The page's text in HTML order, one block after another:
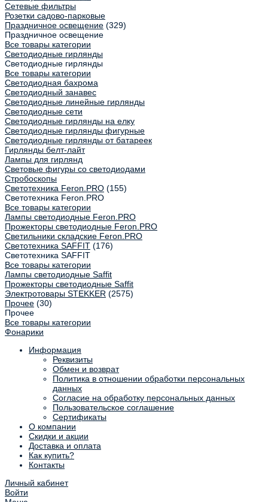
Сетевые фильтры
Розетки садово-парковые
Праздничное освещение (329)
Праздничное освещение
Все товары категории
Светодиодные гирлянды
Светодиодные гирлянды
Все товары категории
Светодиодная бахрома
Светодиодный занавес
Светодиодные линейные гирлянды
Светодиодные сети
Светодиодные гирлянды на елку
Светодиодные гирлянды фигурные
Светодиодные гирлянды от батареек
Гирлянды белт-лайт
Лампы для гирлянд
Световые фигуры со светодиодами
Стробоскопы
Светотехника Feron.PRO (155)
Светотехника Feron.PRO
Все товары категории
Лампы светодиодные Feron.PRO
Прожекторы светодиодные Feron.PRO
Светильники складские Feron.PRO
Светотехника SAFFIT (176)
Светотехника SAFFIT
Все товары категории
Лампы светодиодные Saffit
Прожекторы светодиодные Saffit
Электротовары STEKKER (2575)
Прочее (30)
Прочее
Все товары категории
Фонарики
Информация
Реквизиты
Обмен и возврат
Политика в отношении обработки персональных
данных
Согласие на обработку персональных данных
Пользовательское соглашение
Сертификаты
О компании
Скидки и акции
Доставка и оплата
Как купить?
Контакты
Личный кабинет
Войти